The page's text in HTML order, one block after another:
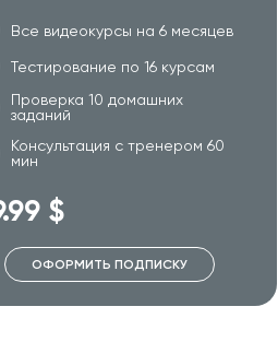
Все видеокурсы на 6 месяцев
Тестирование по 16 курсам
Проверка 10 домашних
заданий
Консультация с тренером 60
мин
$
ОФОРМИТЬ ПОДПИСКУ